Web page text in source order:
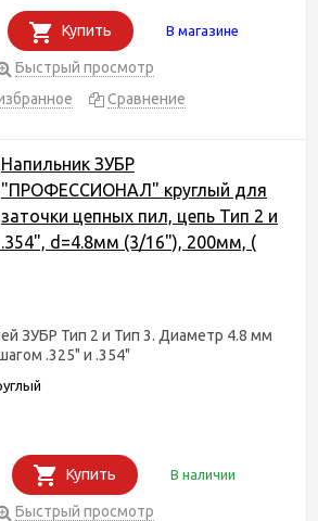
Купить В магазине
Быстрый просмотр
Сравнение
Напильник ЗУБР
"ПРОФЕССИОНАЛ" круглый для
заточки цепных пил, цепь Тип 2 и
d=4.8мм (3/16"), 200мм, (
ЗУБР Тип 2 и Тип 3. Диаметр 4.8 мм
.325" и .354"
Купить В наличии
Быстрый просмотр